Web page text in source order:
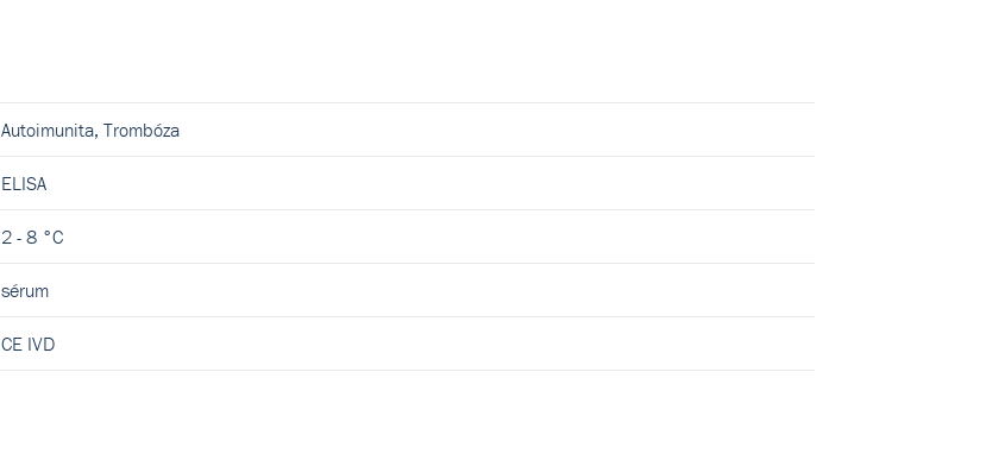
Autoimunita, Trombóza
ELISA
2 - 8 °C
sérum
CE IVD